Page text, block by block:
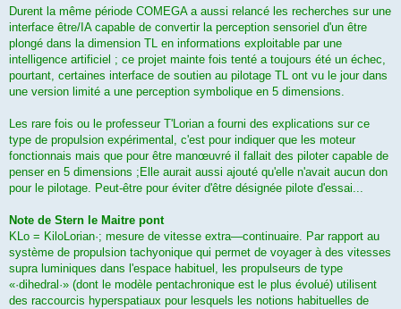
Durent la même période COMEGA a aussi relancé les recherches sur une
interface être/IA capable de convertir la perception sensoriel d'un être
plongé dans la dimension TL en informations exploitable par une
intelligence artificiel ; ce projet mainte fois tenté a toujours été un échec,
pourtant, certaines interface de soutien au pilotage TL ont vu le jour dans
une version limité a une perception symbolique en 5 dimensions.
Les rare fois ou le professeur T'Lorian a fourni des explications sur ce
type de propulsion expérimental, c'est pour indiquer que les moteur
fonctionnais mais que pour être manœuvré il fallait des piloter capable de
penser en 5 dimensions ;Elle aurait aussi ajouté qu'elle n'avait aucun don
pour le pilotage. Peut-être pour éviter d'être désignée pilote d'essai...
Note de Stern le Maitre pont
KLo = KiloLorian·; mesure de vitesse ex­tra—continuaire. Par rapport au
système de propulsion tachyonique qui permet de voyager à des vitesses
supra luminiques dans l'espace habituel, les propulseurs de type
«·dihedral·» (dont le modèle penta­chronique est le plus évolué) utilisent
des raccourcis hyperspatiaux pour lesquels les notions habituelles de